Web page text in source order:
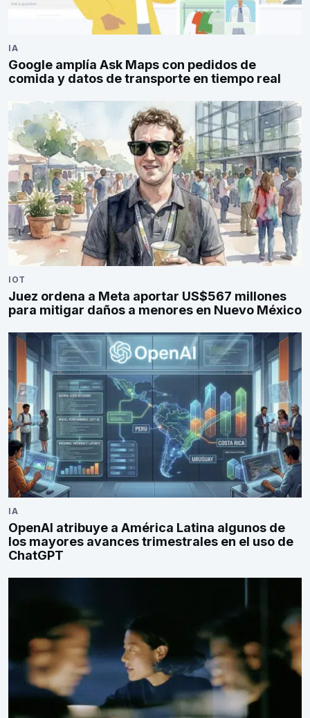
IA
Google amplía Ask Maps con pedidos de
comida y datos de transporte en tiempo real
IOT
Juez ordena a Meta aportar US$567 millones
para mitigar daños a menores en Nuevo México
IA
OpenAI atribuye a América Latina algunos de
los mayores avances trimestrales en el uso de
ChatGPT